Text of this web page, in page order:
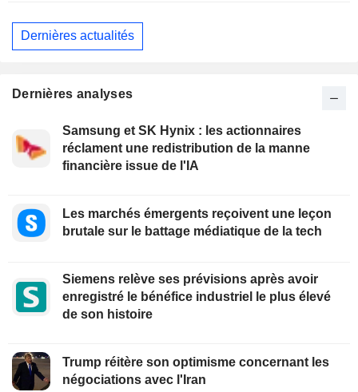
Dernières actualités
Dernières analyses
Samsung et SK Hynix : les actionnaires
réclament une redistribution de la manne
financière issue de l'IA
Les marchés émergents reçoivent une leçon
brutale sur le battage médiatique de la tech
Siemens relève ses prévisions après avoir
enregistré le bénéfice industriel le plus élevé
de son histoire
Trump réitère son optimisme concernant les
négociations avec l'Iran